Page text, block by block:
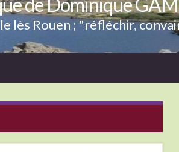
lès Rouen ; "réfléchir,